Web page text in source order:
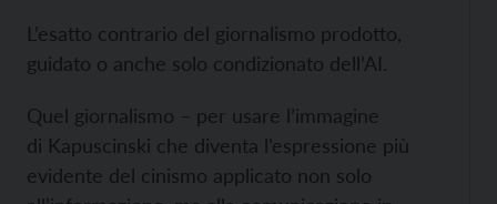
L’esatto contrario del giornalismo prodotto,
guidato o anche solo condizionato dell’AI.
Quel giornalismo – per usare l’immagine
di Kapuscinski che diventa l’espressione più
evidente del cinismo applicato non solo